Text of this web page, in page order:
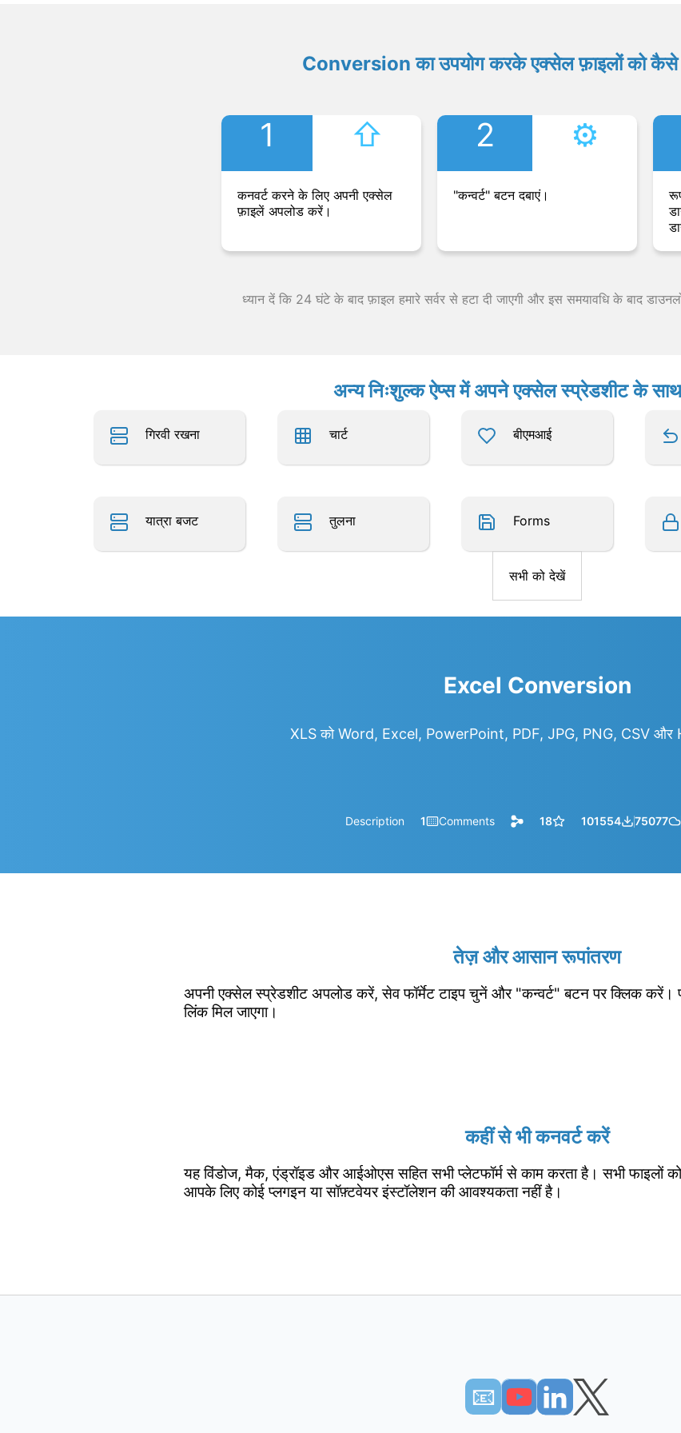
Conversion का उपयोग करके एक्सेल फ़ाइलों को कैसे
1 ⇧︎
कनवर्ट करने के लिए अपनी एक्सेल
फ़ाइलें अपलोड करें।
2 ⚙︎
"कन्वर्ट" बटन दबाएं।
ध्यान दें कि 24 घंटे के बाद फ़ाइल हमारे सर्वर से हटा दी जाएगी और इस समयावधि के बाद
अन्य निःशुल्क ऐप्स में अपने एक्सेल स्प्रेडशीट के
गिरवी रखना चार्ट बीएमआई
यात्रा बजट तुलना Forms
सभी को देखें
Excel Conversion
XLS को Word, Excel, PowerPoint, PDF, JPG, PNG, CSV और
Description 1 Comments 18 101554 75077
तेज़ और आसान रूपांतरण
अपनी एक्सेल स्प्रेडशीट अपलोड करें, सेव फॉर्मेट टाइप चुनें और "कन्वर्ट" बटन पर क्लिक करें।
लिंक मिल जाएगा।
कहीं से भी कनवर्ट करें
यह विंडोज, मैक, एंड्रॉइड और आईओएस सहित सभी प्लेटफॉर्म से काम करता है। सभी फाइलों को
आपके लिए कोई प्लगइन या सॉफ़्टवेयर इंस्टॉलेशन की आवश्यकता नहीं है।
📧︎